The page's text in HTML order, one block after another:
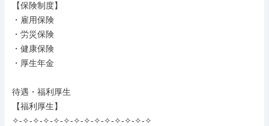
【保険制度】
・雇用保険
・労災保険
・健康保険
・厚生年金
待遇・福利厚生
【福利厚生】
✧-✧-✧-✧-✧-✧-✧-✧-✧-✧-✧-✧-✧-✧